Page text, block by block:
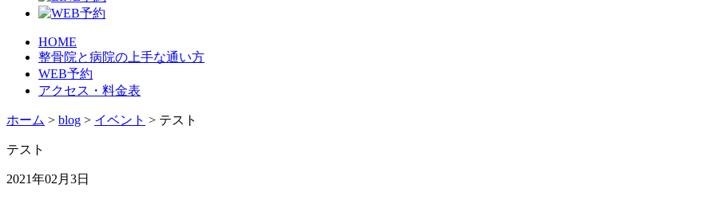
HOME
整骨院と病院の上手な通い方
WEB予約
アクセス・料金表
ホーム > blog > イベント > テスト
テスト
2021年02月3日